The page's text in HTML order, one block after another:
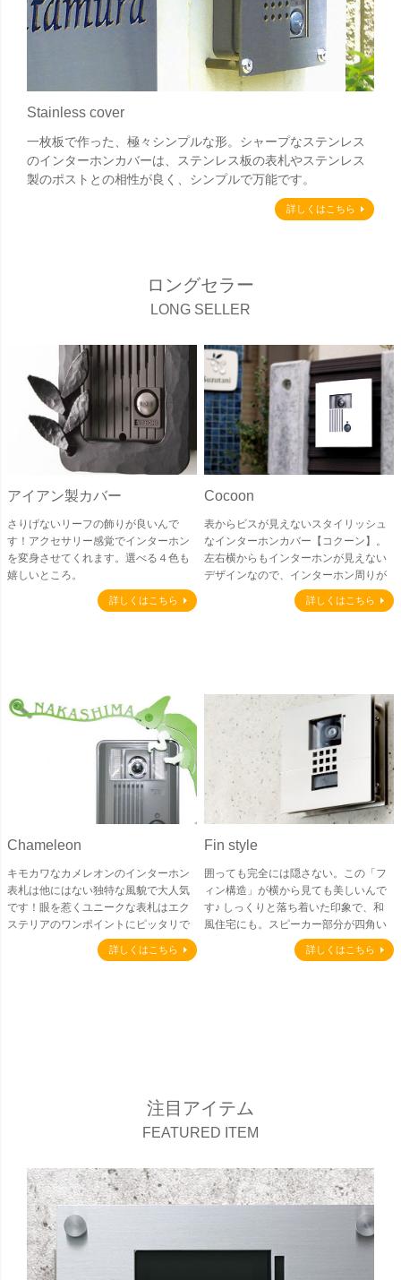
Stainless cover
一枚板で作った、極々シンプルな形。シャープなステンレス
のインターホンカバーは、ステンレス板の表札やステンレス
製のポストとの相性が良く、シンプルで万能です。
詳しくはこちら
ロングセラー
LONG SELLER
Cocoon
表からビスが見えないスタイリッシュ
なインターホンカバー【コクーン】。
左右横からもインターホンが見えない
デザインなので、インターホン周りが
とてもスッキリして見えます。
詳しくはこちら
アイアン製カバー
さりげないリーフの飾りが良いんで
す！アクセサリー感覚でインターホン
を変身させてくれます。選べる４色も
嬉しいところ。
詳しくはこちら
Fin style
囲っても完全には隠さない。この「フ
ィン構造」が横から見ても美しいんで
す♪ しっくりと落ち着いた印象で、和
風住宅にも。スピーカー部分が四角い
ドットが大きな特徴です。
詳しくはこちら
Chameleon
キモカワなカメレオンのインターホン
表札は他にはない独特な風貌で大人気
です！眼を惹くユニークな表札はエク
ステリアのワンポイントにピッタリで
詳しくはこちら
注目アイテム
FEATURED ITEM